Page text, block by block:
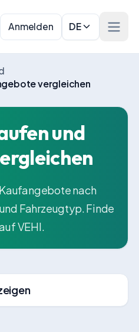
Anmelden DE
vergleichen
und
nach
Fahrzeugtyp. Finde
VEHI.